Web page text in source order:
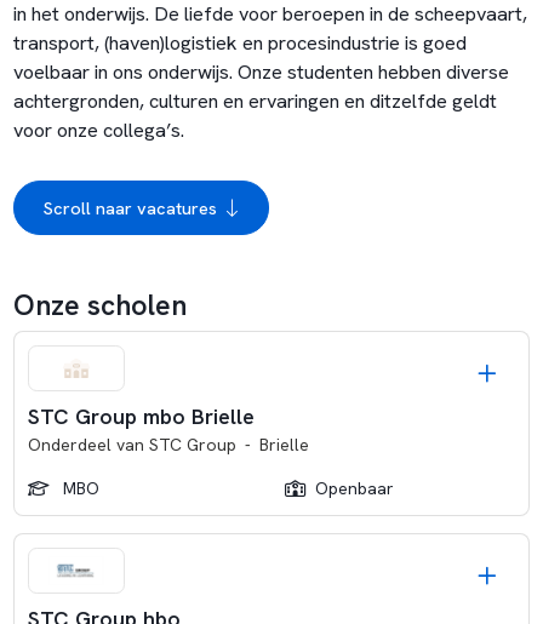
in het onderwijs. De liefde voor beroepen in de scheepvaart,
transport, (haven)logistiek en procesindustrie is goed
voelbaar in ons onderwijs. Onze studenten hebben diverse
achtergronden, culturen en ervaringen en ditzelfde geldt
voor onze collega’s.
Scroll naar vacatures
Onze scholen
STC Group mbo Brielle
Onderdeel van STC Group - Brielle
MBO
Openbaar